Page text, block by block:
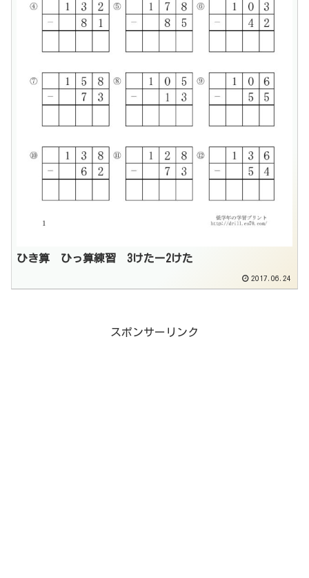
ひき算 ひっ算練習 3けたー2けた
2017.06.24
スポンサーリンク